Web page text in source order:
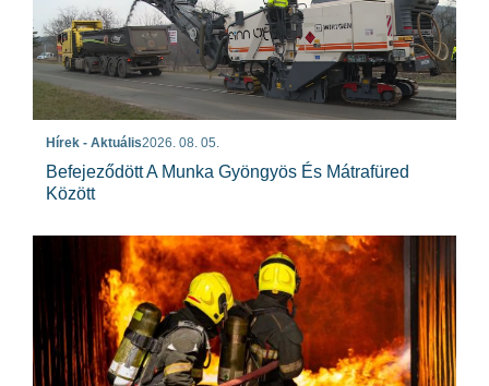
Hírek - Aktuális2026. 08. 05.
Befejeződött A Munka Gyöngyös És Mátrafüred
Között